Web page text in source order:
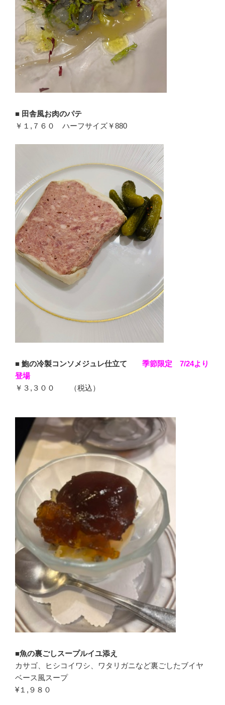
■ 田舎風お肉のパテ
￥１,７６０ ハーフサイズ￥880
■ 鮑の冷製コンソメジュレ仕立て 季節限定 7/24より
登場
￥３,３００ （税込）
■魚の裏ごしスープルイユ添え
カサゴ、ヒシコイワシ、ワタリガニなど裏ごしたブイヤ
ベース風スープ
¥１,９８０